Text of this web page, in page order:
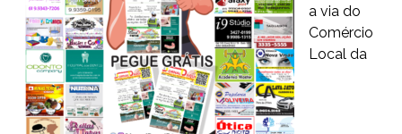
a via do
Comércio
Local da